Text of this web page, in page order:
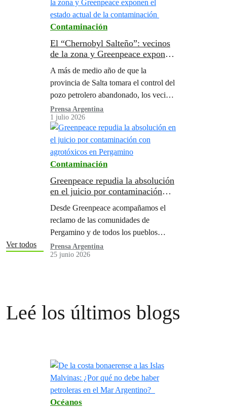
Contaminación
El “Chernobyl Salteño”: vecinos
de la zona y Greenpeace exponen
el estado actual de la
contaminación
A más de medio año de que la
provincia de Salta tomara el control del
pozo petrolero abandonado, los vecinos
de la zona continúan denunciando el
daño ambiental.
Prensa Argentina
1 julio 2026
Contaminación
Greenpeace repudia la absolución
en el juicio por contaminación
Desde Greenpeace acompañamos el
reclamo de las comunidades de
Pergamino y de todos los pueblos
fumigados del país. La salud no se
negocia. El ambiente no puede seguir
Prensa Argentina
25 junio 2026
Ver todos
Leé los últimos blogs
Océanos